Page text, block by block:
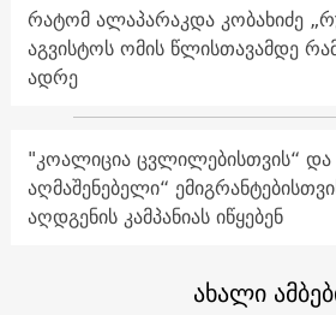
რატომ ალაპარაკდა კობახიძე
აგვისტოს ომის წლისთავამდე
ადრე
"კოალიცია ცვლილებისთვის“ და
აღმაშენებელი“
აღდგენის კამპანიას იწყებენ
ახალი